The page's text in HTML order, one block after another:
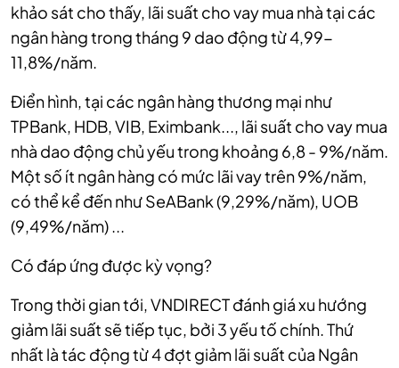
khảo sát cho thấy, lãi suất cho vay mua nhà tại các
ngân hàng trong tháng 9 dao động từ 4,99-
11,8%/năm.
Điển hình, tại các ngân hàng thương mại như
TPBank, HDB, VIB, Eximbank..., lãi suất cho vay mua
nhà dao động chủ yếu trong khoảng 6,8 - 9%/năm.
Một số ít ngân hàng có mức lãi vay trên 9%/năm,
có thể kể đến như SeABank (9,29%/năm), UOB
(9,49%/năm) ...
Có đáp ứng được kỳ vọng?
Trong thời gian tới, VNDIRECT đánh giá xu hướng
giảm lãi suất sẽ tiếp tục, bởi 3 yếu tố chính. Thứ
nhất là tác động từ 4 đợt giảm lãi suất của Ngân